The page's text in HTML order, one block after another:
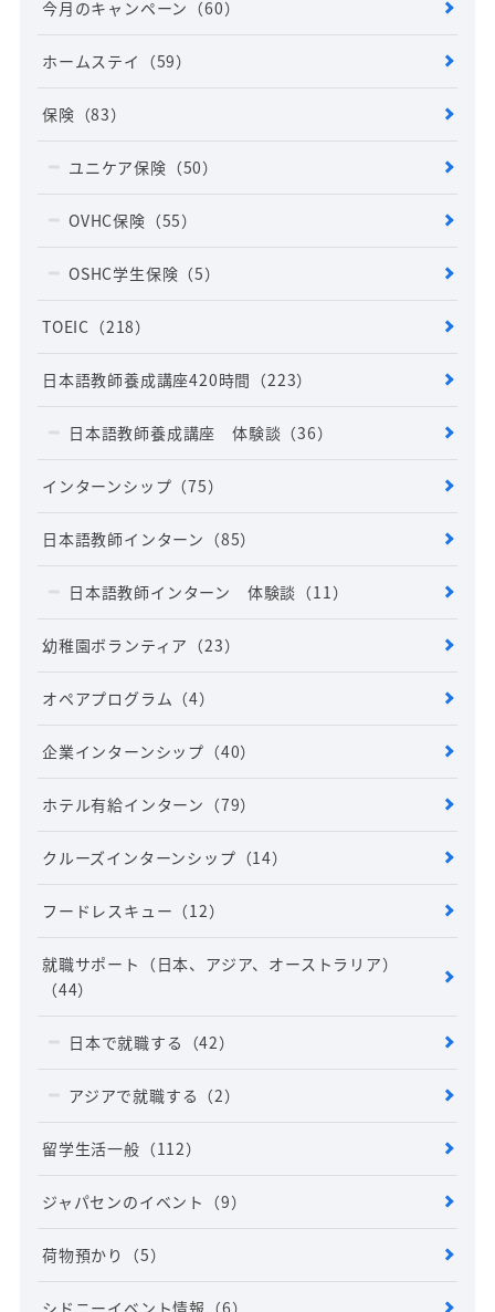
今月のキャンペーン （60）
ホームステイ （59）
保険 （83）
ユニケア保険 （50）
OVHC保険 （55）
OSHC学生保険 （5）
TOEIC （218）
日本語教師養成講座420時間 （223）
日本語教師養成講座 体験談 （36）
インターンシップ （75）
日本語教師インターン （85）
日本語教師インターン 体験談 （11）
幼稚園ボランティア （23）
オペアプログラム （4）
企業インターンシップ （40）
ホテル有給インターン （79）
クルーズインターンシップ （14）
フードレスキュー （12）
就職サポート（日本、アジア、オーストラリア）
（44）
日本で就職する （42）
アジアで就職する （2）
留学生活一般 （112）
ジャパセンのイベント （9）
荷物預かり （5）
シドニーイベント情報 （6）